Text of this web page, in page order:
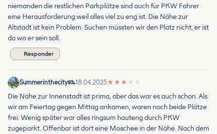
niemanden die restlichen Parkplätze sind auch für PKW Fahrer
eine Herausforderung weil alles viel zu eng ist. Die Nähe zur
Altstadt ist kein Problem. Suchen müssten wir den Platz nicht, er ist
da wo er sein soll.
Responder
Summerinthecity 18.04.2025★ ★ ★ ★ ★
Die Nähe zur Innenstadt ist prima, aber das war es auch schon. Als
wir am Feiertag gegen Mittag ankamen, waren noch beide Plätze
frei. Wenig später war alles ringsum hauteng durch PKW
zugeparkt. Offenbar ist dort eine Moschee in der Nähe. Nach dem